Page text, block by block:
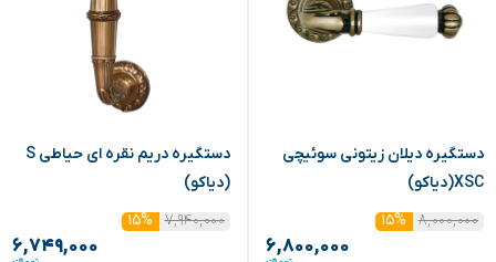
دستگیره دیلان زیتونی سوئیچی
XSC(دیاکو)
۸,۰۰۰,۰۰۰
۱۵%
۶,۸۰۰,۰۰۰
دستگیره دریم نقره ای حیاطی S
(دیاکو)
۷,۹۴۰,۰۰۰
۱۵%
۶,۷۴۹,۰۰۰